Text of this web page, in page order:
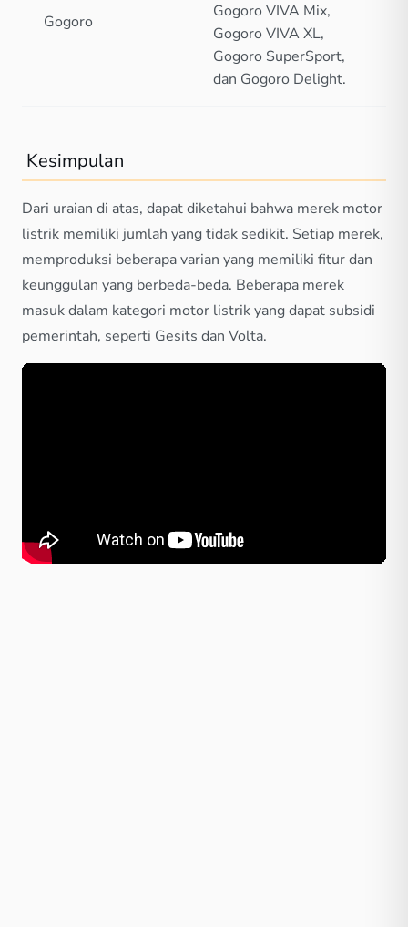
Gogoro
Gogoro VIVA Mix,
Gogoro VIVA XL,
Gogoro SuperSport,
dan Gogoro Delight.
Kesimpulan
Dari uraian di atas, dapat diketahui bahwa merek motor
listrik memiliki jumlah yang tidak sedikit. Setiap merek,
memproduksi beberapa varian yang memiliki fitur dan
keunggulan yang berbeda-beda. Beberapa merek
masuk dalam kategori motor listrik yang dapat subsidi
pemerintah, seperti Gesits dan Volta.